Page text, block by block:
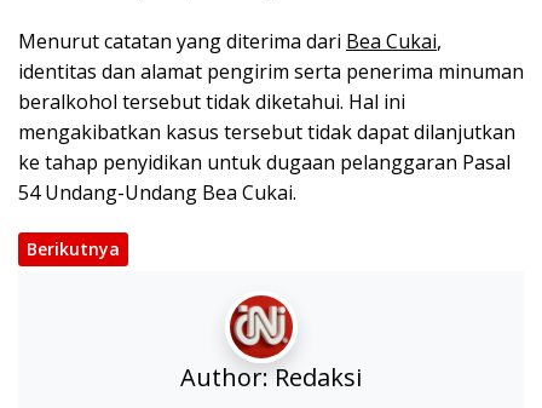
Menurut catatan yang diterima dari Bea Cukai,
identitas dan alamat pengirim serta penerima minuman
beralkohol tersebut tidak diketahui. Hal ini
mengakibatkan kasus tersebut tidak dapat dilanjutkan
ke tahap penyidikan untuk dugaan pelanggaran Pasal
54 Undang-Undang Bea Cukai.
Berikutnya
Author:Redaksi